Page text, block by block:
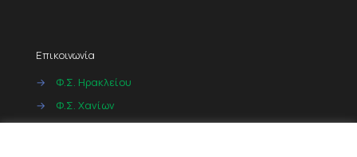
Επικοινωνία
→
Φ.Σ. Ηρακλείου
→
Φ.Σ. Χανίων